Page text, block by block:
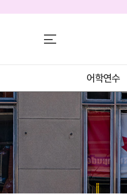
어학연수
조기/캠프
프로그램
학생후기
고객서비스
유학가이드
종로유학원